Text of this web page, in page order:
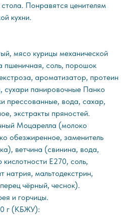
Понравятся ценителям
кухни.
мясо курицы механической
пшеничная, соль, порошок
ароматизатор, протеин
сухари панировочные Панко
прессованные, вода, сахар,
экстракты пряностей.
Моцарелла (молоко
обезжиренное, заменитель
ветчина (свинина, вода,
E270, соль,
натрия, мальтодекстрин,
чёрный, чеснок).
и горчицы.
г (КБЖУ):